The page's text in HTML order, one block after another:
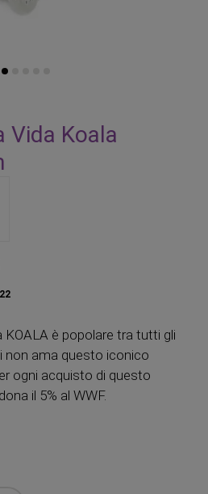
Vida Koala
KOALA è popolare tra tutti gli
non ama questo iconico
ogni acquisto di questo
il 5% al ​​WWF.